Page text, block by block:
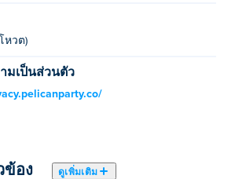
Mouse, Climb the House ได้
Mouse, Climb the House ได้ฟรีบน
ะเดสก์ท็อปได้หรือไม่?
หวต)
ามเป็นส่วนตัว
ข้อง ดูเพิ่มเติม